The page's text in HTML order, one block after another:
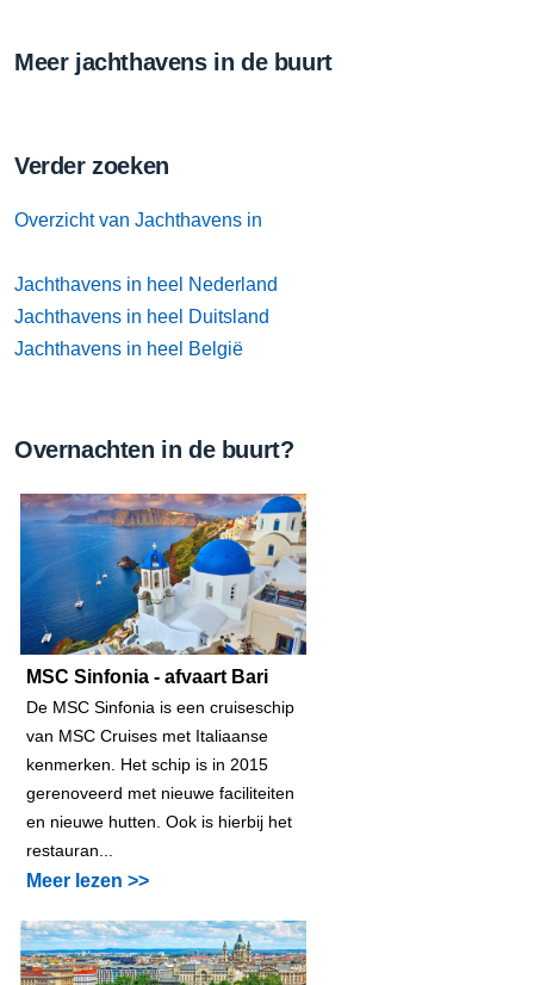
Meer jachthavens in de buurt
Verder zoeken
Overzicht van Jachthavens in
Jachthavens in heel Nederland
Jachthavens in heel Duitsland
Jachthavens in heel België
Overnachten in de buurt?
MSC Sinfonia - afvaart Bari
De MSC Sinfonia is een cruiseschip
van MSC Cruises met Italiaanse
kenmerken. Het schip is in 2015
gerenoveerd met nieuwe faciliteiten
en nieuwe hutten. Ook is hierbij het
restauran...
Meer lezen >>